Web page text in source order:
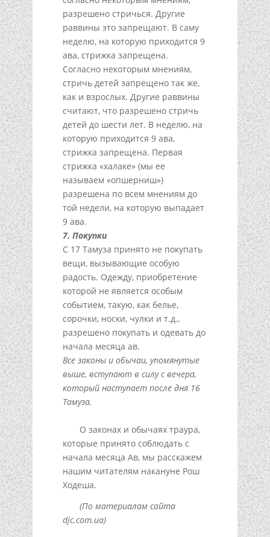
разрешено стричься. Другие
раввины это запрещают. В саму
неделю, на которую приходится 9
ава, стрижка запрещена.
Согласно некоторым мнениям,
стричь детей запрещено так же,
как и взрослых. Другие раввины
считают, что разрешено стричь
детей до шести лет. В неделю, на
которую приходится 9 ава,
стрижка запрещена. Первая
стрижка «халаке» (мы ее
называем «опшерниш»)
разрешена по всем мнениям до
той недели, на которую выпадает
9 ава.
7. Покупки
С 17 Тамуза принято не покупать
вещи, вызывающие особую
радость. Одежду, приобретение
которой не является особым
событием, такую, как белье,
сорочки, носки, чулки и т.д.,
разрешено покупать и одевать до
начала месяца ав.
Все законы и обычаи, упомянутые
выше, вступают в силу с вечера,
который наступает после дня 16
Тамуза.
О законах и обычаях траура,
которые принято соблюдать с
начала месяца Ав, мы расскажем
нашим читателям накануне Рош
Ходеша.
(По материалам сайта
djc.com.ua)